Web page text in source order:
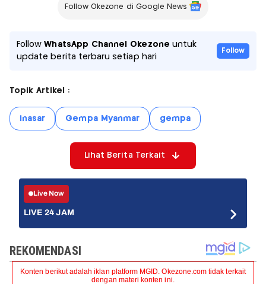
Follow Okezone di Google News
FollowWhatsApp Channel Okezone untuk
update berita terbaru setiap hari
Follow
Topik Artikel :
inasar Gempa Myanmar gempa
Lihat Berita Terkait
Live Now
LIVE 24 JAM